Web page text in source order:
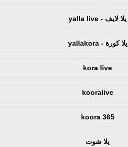
يلا لايف - yalla live
يلا كورة - yallakora
kora live
kooralive
koora 365
يلا شوت